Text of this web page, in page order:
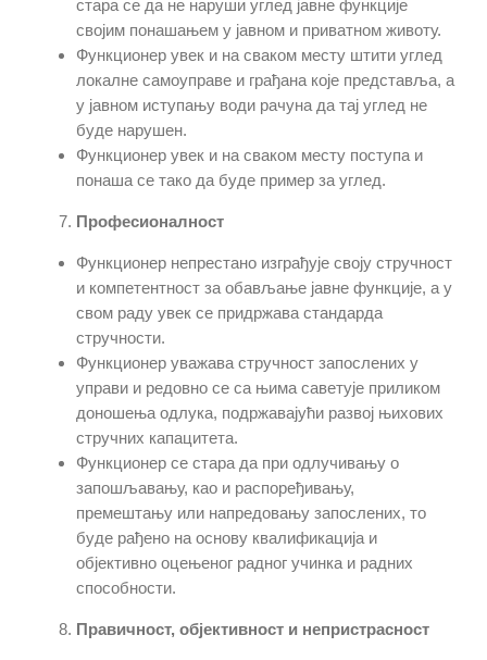
стара се да не наруши углед јавне функције
својим понашањем у јавном и приватном животу.
Функционер увек и на сваком месту штити углед
локалне самоуправе и грађана које представља, а
у јавном иступању води рачуна да тај углед не
буде нарушен.
Функционер увек и на сваком месту поступа и
понаша се тако да буде пример за углед.
Професионалност
Функционер непрестано изграђује своју стручност
и компетентност за обављање јавне функције, а у
свом раду увек се придржава стандарда
стручности.
Функционер уважава стручност запослених у
управи и редовно се са њима саветује приликом
доношења одлука, подржавајући развој њихових
стручних капацитета.
Функционер се стара да при одлучивању о
запошљавању, као и распоређивању,
премештању или напредовању запослених, то
буде рађено на основу квалификација и
објективно оцењеног радног учинка и радних
способности.
Правичност, објективност и непристрасност